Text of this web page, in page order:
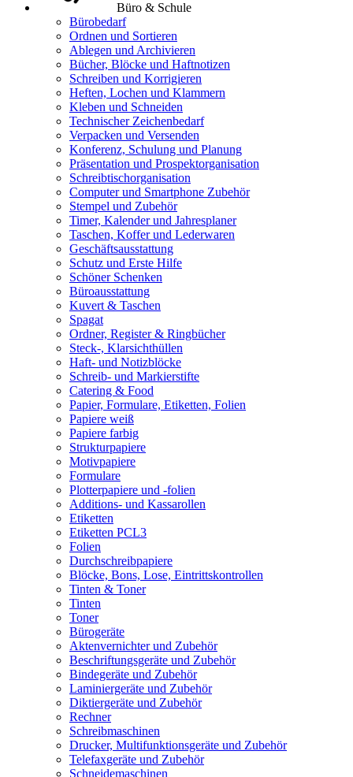
Büro & Schule
Bürobedarf
Ordnen und Sortieren
Ablegen und Archivieren
Bücher, Blöcke und Haftnotizen
Schreiben und Korrigieren
Heften, Lochen und Klammern
Kleben und Schneiden
Technischer Zeichenbedarf
Verpacken und Versenden
Konferenz, Schulung und Planung
Präsentation und Prospektorganisation
Schreibtischorganisation
Computer und Smartphone Zubehör
Stempel und Zubehör
Timer, Kalender und Jahresplaner
Taschen, Koffer und Lederwaren
Geschäftsausstattung
Schutz und Erste Hilfe
Schöner Schenken
Büroausstattung
Kuvert & Taschen
Spagat
Ordner, Register & Ringbücher
Steck-, Klarsichthüllen
Haft- und Notizblöcke
Schreib- und Markierstifte
Catering & Food
Papier, Formulare, Etiketten, Folien
Papiere weiß
Papiere farbig
Strukturpapiere
Motivpapiere
Formulare
Plotterpapiere und -folien
Additions- und Kassarollen
Etiketten
Etiketten PCL3
Folien
Durchschreibpapiere
Blöcke, Bons, Lose, Eintrittskontrollen
Tinten & Toner
Tinten
Toner
Bürogeräte
Aktenvernichter und Zubehör
Beschriftungsgeräte und Zubehör
Bindegeräte und Zubehör
Laminiergeräte und Zubehör
Diktiergeräte und Zubehör
Rechner
Schreibmaschinen
Drucker, Multifunktionsgeräte und Zubehör
Telefaxgeräte und Zubehör
Schneidemaschinen